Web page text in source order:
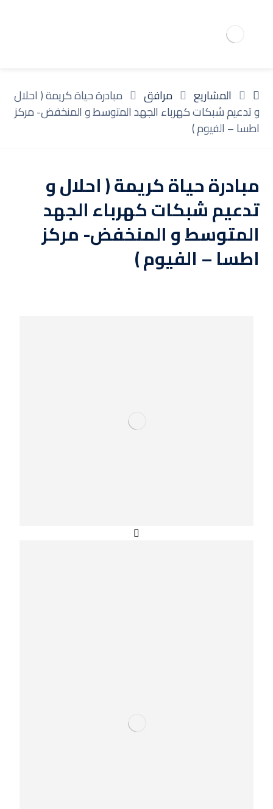
المشاريع مرافق
مبادرة حياة كريمة ( احلال
و تدعيم شبكات كهرباء الجهد المتوسط و المنخفض- مركز
اطسا – الفيوم )
مبادرة حياة كريمة ( احلال و
تدعيم شبكات كهرباء الجهد
المتوسط و المنخفض- مركز
اطسا – الفيوم )